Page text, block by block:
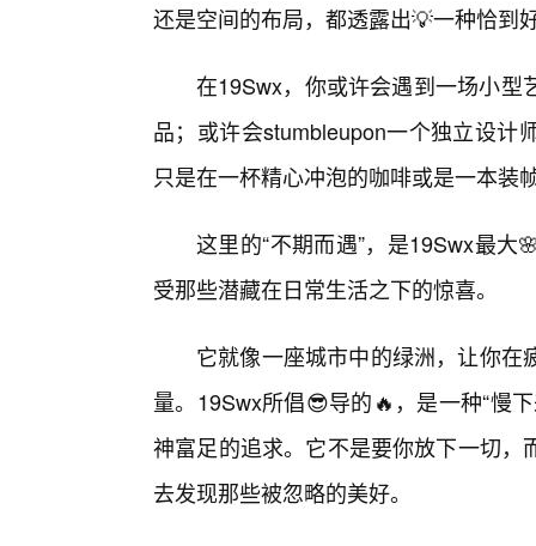
还是空间的布局，都透露出💡一种恰到
在19Swx，你或许会遇到一场小型
品；或许会stumbleupon一个独立设计
只是在一杯精心冲泡的咖啡或是一本装
这里的“不期而遇”，是19Swx最
受那些潜藏在日常生活之下的惊喜。
它就像一座城市中的绿洲，让你
量。19Swx所倡😎导的🔥，是一种“慢
神富足的追求。它不是要你放下一切
去发现那些被忽略的美好。